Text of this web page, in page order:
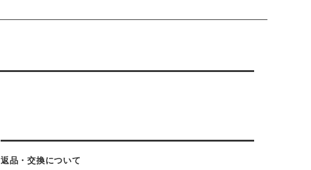
返品・交換について